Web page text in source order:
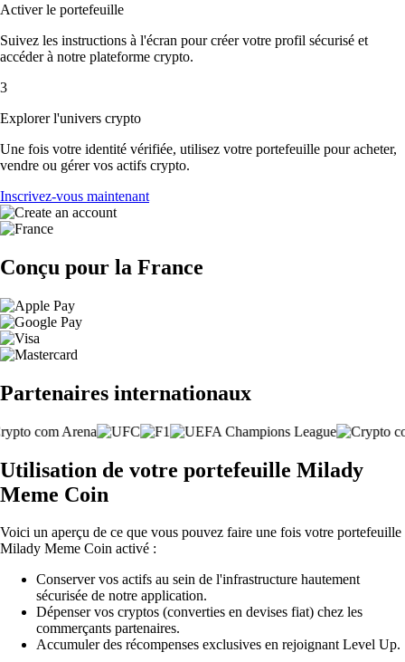
Activer le portefeuille
Suivez les instructions à l'écran pour créer votre profil sécurisé et
accéder à notre plateforme crypto.
3
Explorer l'univers crypto
Une fois votre identité vérifiée, utilisez votre portefeuille pour acheter,
vendre ou gérer vos actifs crypto.
Inscrivez-vous maintenant
Conçu pour la France
Partenaires internationaux
Utilisation de votre portefeuille Milady
Meme Coin
Voici un aperçu de ce que vous pouvez faire une fois votre portefeuille
Milady Meme Coin activé :
Conserver vos actifs au sein de l'infrastructure hautement
sécurisée de notre application.
Dépenser vos cryptos (converties en devises fiat) chez les
commerçants partenaires.
Accumuler des récompenses exclusives en rejoignant Level Up.